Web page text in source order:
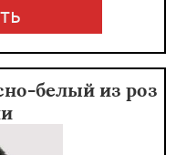
белый из роз